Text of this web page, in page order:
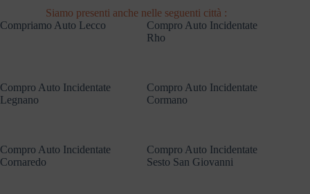
Siamo presenti anche nelle seguenti città :
Compriamo Auto Lecco
Compro Auto Incidentate
Rho
Compro Auto Incidentate
Legnano
Compro Auto Incidentate
Cormano
Compro Auto Incidentate
Cornaredo
Compro Auto Incidentate
Sesto San Giovanni